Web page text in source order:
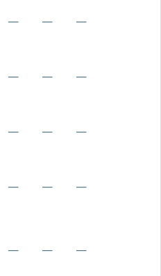
— — —
— — —
— — —
— — —
— — —